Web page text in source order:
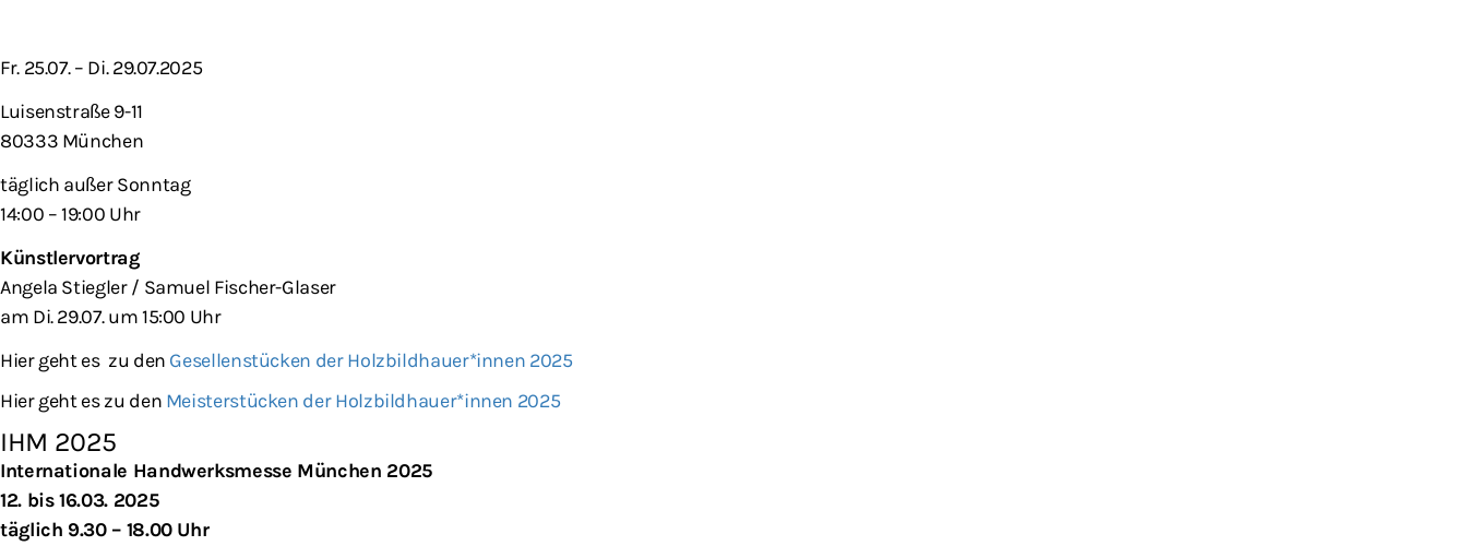
Fr. 25.07. – Di. 29.07.2025
Luisenstraße 9-11
80333 München
täglich außer Sonntag
14:00 – 19:00 Uhr
Künstlervortrag
Angela Stiegler / Samuel Fischer-Glaser
am Di. 29.07. um 15:00 Uhr
Hier geht es zu den Gesellenstücken der Holzbildhauer*innen 2025
Hier geht es zu den Meisterstücken der Holzbildhauer*innen 2025
IHM 2025
Internationale Handwerksmesse München 2025
12. bis 16.03. 2025
täglich 9.30 – 18.00 Uhr